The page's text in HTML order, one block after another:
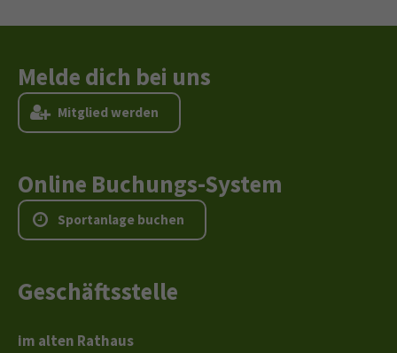
Melde dich bei uns
Mitgliedwerden
Online Buchungs-System
Sportanlage buchen
Geschäftsstelle
im alten Rathaus